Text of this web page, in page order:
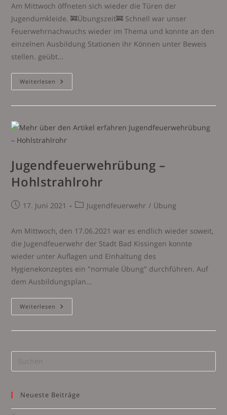
Am Mittwoch öffneten sich wieder die Türen der
Jugendumkleide. 🚒Übungszeit🚒 Schnell war unser
Feuerwehrnachwuchs wieder im Thema und konnte an den
einzelnen Ausbildung Stationen ihr Können unter Beweis
stellen. geübt…
Weiterlesen Jugendübung
Am
Jugendfeuerwehrübung –
Hohlstrahlrohr
Beitrag17. Juni 2021
Beitrags-
Jugendfeuerwehr / Übung
Am Mittwoch, den 17.06.2021 war es endlich wieder soweit,
die Jugendfeuerwehr der Stadt Bad Kissingen konnte
wieder unter Auflagen und Einhaltung des
Hygienekonzeptes ein "normale Übung" durchführen. Auf
dem Ausbildungsplan…
Weiterlesen Jugendfeuerwehrübung
–
the
Neueste Beiträge